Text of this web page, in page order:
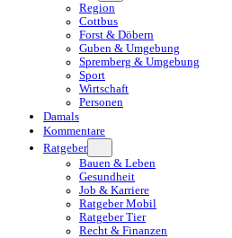
Region
Cottbus
Forst & Döbern
Guben & Umgebung
Spremberg & Umgebung
Sport
Wirtschaft
Personen
Damals
Kommentare
Ratgeber
Bauen & Leben
Gesundheit
Job & Karriere
Ratgeber Mobil
Ratgeber Tier
Recht & Finanzen